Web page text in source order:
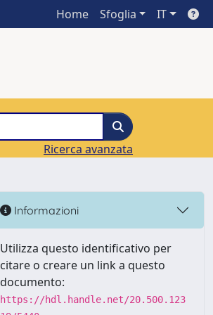
Home Sfoglia IT
Ricerca avanzata
Informazioni
Utilizza questo identificativo per
citare o creare un link a questo
documento:
https://hdl.handle.net/20.500.123